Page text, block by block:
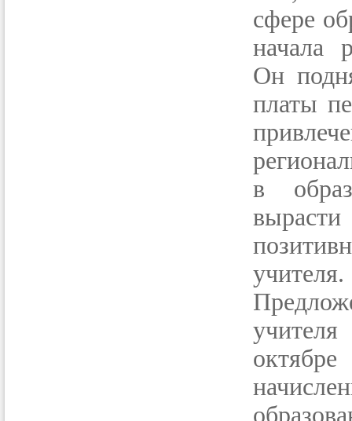
сфере
начала
Он
платы
в
учителя.